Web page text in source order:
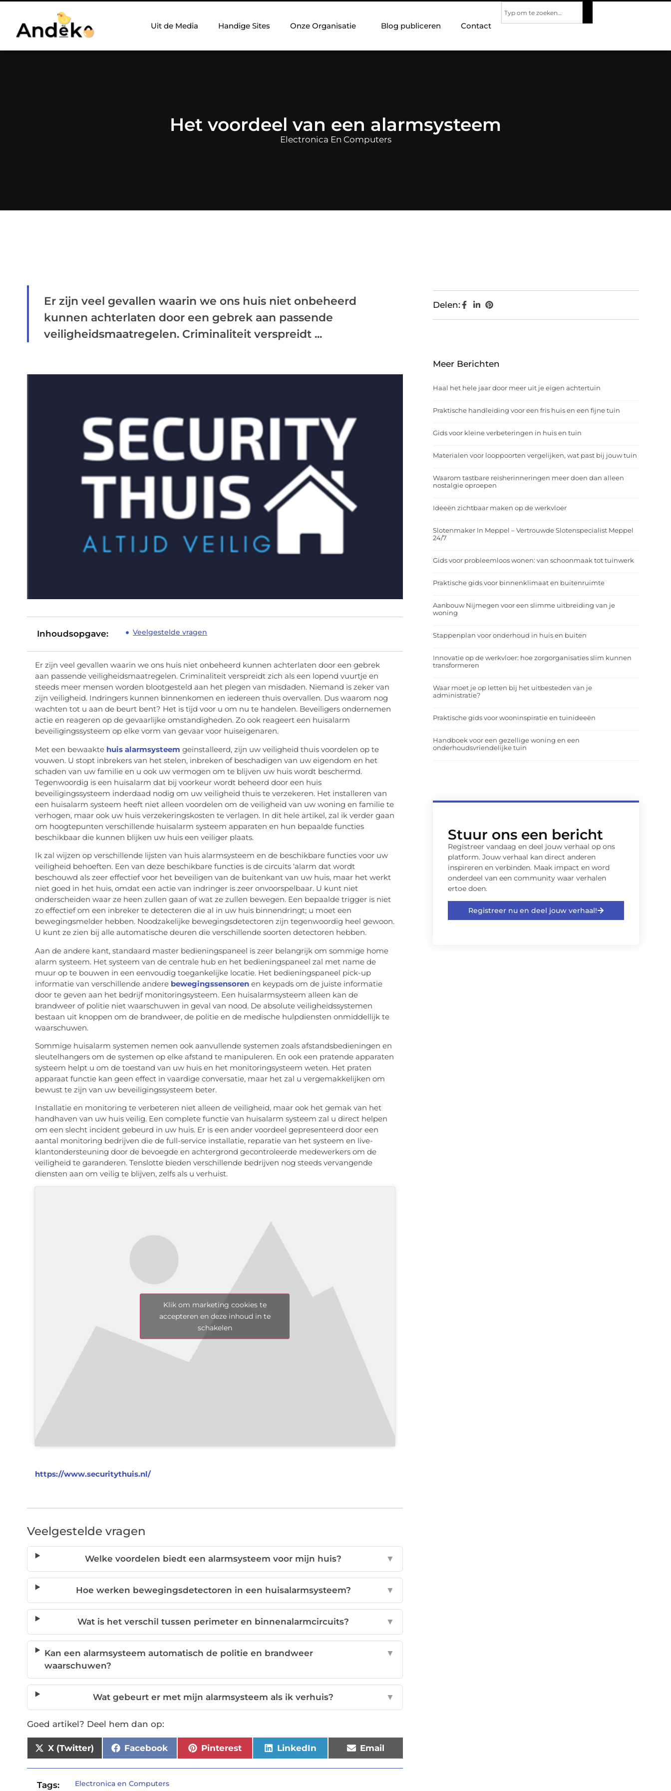
Uit de Media Handige Sites Onze Organisatie Blog publiceren Contact
Het voordeel van een alarmsysteem
Electronica En Computers
Er zijn veel gevallen waarin we ons huis niet onbeheerd
kunnen achterlaten door een gebrek aan passende
veiligheidsmaatregelen. Criminaliteit verspreidt ...
Inhoudsopgave: Veelgestelde vragen
Er zijn veel gevallen waarin we ons huis niet onbeheerd kunnen achterlaten door een gebrek
aan passende veiligheidsmaatregelen. Criminaliteit verspreidt zich als een lopend vuurtje en
steeds meer mensen worden blootgesteld aan het plegen van misdaden. Niemand is zeker van
zijn veiligheid. Indringers kunnen binnenkomen en iedereen thuis overvallen. Dus waarom nog
wachten tot u aan de beurt bent? Het is tijd voor u om nu te handelen. Beveiligers ondernemen
actie en reageren op de gevaarlijke omstandigheden. Zo ook reageert een huisalarm
beveiligingssysteem op elke vorm van gevaar voor huiseigenaren.
Met een bewaakte huis alarmsysteem geïnstalleerd, zijn uw veiligheid thuis voordelen op te
vouwen. U stopt inbrekers van het stelen, inbreken of beschadigen van uw eigendom en het
schaden van uw familie en u ook uw vermogen om te blijven uw huis wordt beschermd.
Tegenwoordig is een huisalarm dat bij voorkeur wordt beheerd door een huis
beveiligingssysteem inderdaad nodig om uw veiligheid thuis te verzekeren. Het installeren van
een huisalarm systeem heeft niet alleen voordelen om de veiligheid van uw woning en familie te
verhogen, maar ook uw huis verzekeringskosten te verlagen. In dit hele artikel, zal ik verder gaan
om hoogtepunten verschillende huisalarm systeem apparaten en hun bepaalde functies
beschikbaar die kunnen blijken uw huis een veiliger plaats.
Ik zal wijzen op verschillende lijsten van huis alarmsysteem en de beschikbare functies voor uw
veiligheid behoeften. Een van deze beschikbare functies is de circuits ‘alarm dat wordt
beschouwd als zeer effectief voor het beveiligen van de buitenkant van uw huis, maar het werkt
niet goed in het huis, omdat een actie van indringer is zeer onvoorspelbaar. U kunt niet
onderscheiden waar ze heen zullen gaan of wat ze zullen bewegen. Een bepaalde trigger is niet
zo effectief om een inbreker te detecteren die al in uw huis binnendringt; u moet een
bewegingsmelder hebben. Noodzakelijke bewegingsdetectoren zijn tegenwoordig heel gewoon.
U kunt ze zien bij alle automatische deuren die verschillende soorten detectoren hebben.
Aan de andere kant, standaard master bedieningspaneel is zeer belangrijk om sommige home
alarm systeem. Het systeem van de centrale hub en het bedieningspaneel zal met name de
muur op te bouwen in een eenvoudig toegankelijke locatie. Het bedieningspaneel pick-up
informatie van verschillende andere bewegingssensorenen keypads om de juiste informatie
door te geven aan het bedrijf monitoringsysteem. Een huisalarmsysteem alleen kan de
brandweer of politie niet waarschuwen in geval van nood. De absolute veiligheidssystemen
bestaan uit knoppen om de brandweer, de politie en de medische hulpdiensten onmiddellijk te
waarschuwen.
Sommige huisalarm systemen nemen ook aanvullende systemen zoals afstandsbedieningen en
sleutelhangers om de systemen op elke afstand te manipuleren. En ook een pratende apparaten
systeem helpt u om de toestand van uw huis en het monitoringsysteem weten. Het praten
apparaat functie kan geen effect in vaardige conversatie, maar het zal u vergemakkelijken om
bewust te zijn van uw beveiligingssysteem beter.
Installatie en monitoring te verbeteren niet alleen de veiligheid, maar ook het gemak van het
handhaven van uw huis veilig. Een complete functie van huisalarm systeem zal u direct helpen
om een slecht incident gebeurd in uw huis. Er is een ander voordeel gepresenteerd door een
aantal monitoring bedrijven die de full-service installatie, reparatie van het systeem en live-
klantondersteuning door de bevoegde en achtergrond gecontroleerde medewerkers om de
veiligheid te garanderen. Tenslotte bieden verschillende bedrijven nog steeds vervangende
diensten aan om veilig te blijven, zelfs als u verhuist.
Klik om marketing cookies te
accepteren en deze inhoud in te
schakelen
https://www.securitythuis.nl/
Veelgestelde vragen
Welke voordelen biedt een alarmsysteem voor mijn huis? ▼
Hoe werken bewegingsdetectoren in een huisalarmsysteem? ▼
Wat is het verschil tussen perimeter en binnenalarmcircuits? ▼
Kan een alarmsysteem automatisch de politie en brandweer
waarschuwen?
▼
Wat gebeurt er met mijn alarmsysteem als ik verhuis? ▼
Goed artikel? Deel hem dan op:
X (Twitter) Facebook Pinterest LinkedIn Email
Tags: Electronica en Computers
Delen:
Meer Berichten
Haal het hele jaar door meer uit je eigen achtertuin
Praktische handleiding voor een fris huis en een fijne tuin
Gids voor kleine verbeteringen in huis en tuin
Materialen voor looppoorten vergelijken, wat past bij jouw tuin
Waarom tastbare reisherinneringen meer doen dan alleen
nostalgie oproepen
Ideeën zichtbaar maken op de werkvloer
Slotenmaker In Meppel – Vertrouwde Slotenspecialist Meppel
24/7
Gids voor probleemloos wonen: van schoonmaak tot tuinwerk
Praktische gids voor binnenklimaat en buitenruimte
Aanbouw Nijmegen voor een slimme uitbreiding van je
woning
Stappenplan voor onderhoud in huis en buiten
Innovatie op de werkvloer: hoe zorgorganisaties slim kunnen
transformeren
Waar moet je op letten bij het uitbesteden van je
administratie?
Praktische gids voor wooninspiratie en tuinideeën
Handboek voor een gezellige woning en een
onderhoudsvriendelijke tuin
Stuur ons een bericht
Registreer vandaag en deel jouw verhaal op ons
platform. Jouw verhaal kan direct anderen
inspireren en verbinden. Maak impact en word
onderdeel van een community waar verhalen
ertoe doen.
Registreer nu en deel jouw verhaal!